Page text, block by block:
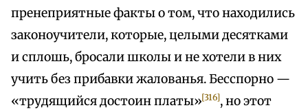
пренеприятные факты о том, что находились
законоучители, которые, целыми десятками
и сплошь, бросали школы и не хотели в них
учить без прибавки жалованья. Бесспорно —
«трудящийся достоин платы»[316], но этот